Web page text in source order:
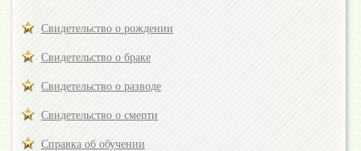
Свидетельство о рождении
Свидетельство о браке
Свидетельство о разводе
Свидетельство о смерти
Справка об обучении